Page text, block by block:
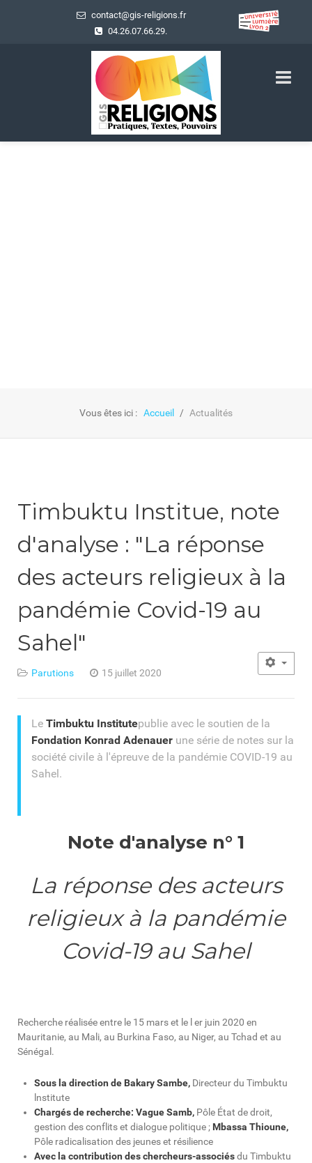
contact@gis-religions.fr
04.26.07.66.29.
Vous êtes ici : Accueil Actualités
Timbuktu Institue, note
d'analyse : "La réponse
des acteurs religieux à la
pandémie Covid-19 au
Sahel"
Parutions 15 juillet 2020
Le Timbuktu Institutepublie avec le soutien de la
Fondation Konrad Adenauer une série de notes sur la
société civile à l'épreuve de la pandémie COVID-19 au
Sahel.
Note d'analyse n° 1
La réponse des acteurs
religieux à la pandémie
Covid-19 au Sahel
Recherche réalisée entre le 15 mars et le l er juin 2020 en
Mauritanie, au Mali, au Burkina Faso, au Niger, au Tchad et au
Sénégal.
Sous la direction de Bakary Sambe, Directeur du Timbuktu
lnstitute
Chargés de recherche: Vague Samb, Pôle État de droit,
gestion des conflits et dialogue politique ; Mbassa Thioune,
Pôle radicalisation des jeunes et résilience
Avec la contribution des chercheurs-associésdu Timbuktu